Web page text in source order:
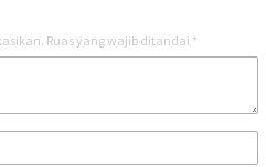
Ruas yang wajib ditandai *